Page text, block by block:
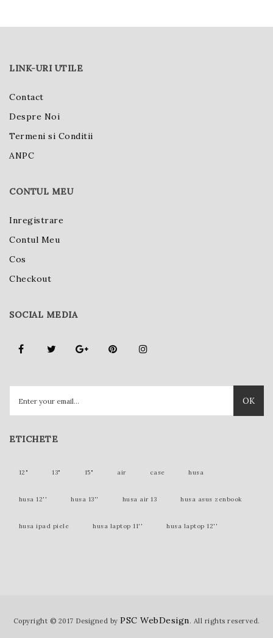
LINK-URI UTILE
Contact
Despre Noi
Termeni si Conditii
ANPC
CONTUL MEU
Inregistrare
Contul Meu
Cos
Checkout
SOCIAL MEDIA
OK
ETICHETE
12" 13" 15" air case husa
husa 12'' husa 13'' husa air 13 husa asus zenbook
husa ipad piele husa laptop 11'' husa laptop 12''
Copyright © 2017 Designed by PSC WebDesign. All rights reserved.